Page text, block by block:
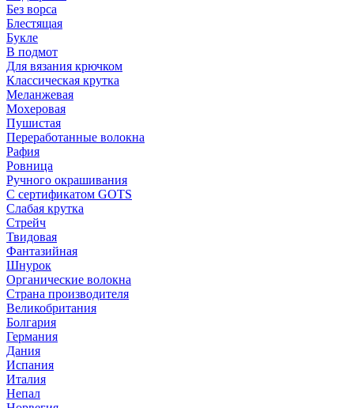
Без ворса
Блестящая
Букле
В подмот
Для вязания крючком
Классическая крутка
Меланжевая
Мохеровая
Пушистая
Переработанные волокна
Рафия
Ровница
Ручного окрашивания
С сертификатом GOTS
Слабая крутка
Стрейч
Твидовая
Фантазийная
Шнурок
Органические волокна
Страна производителя
Великобритания
Болгария
Германия
Дания
Испания
Италия
Непал